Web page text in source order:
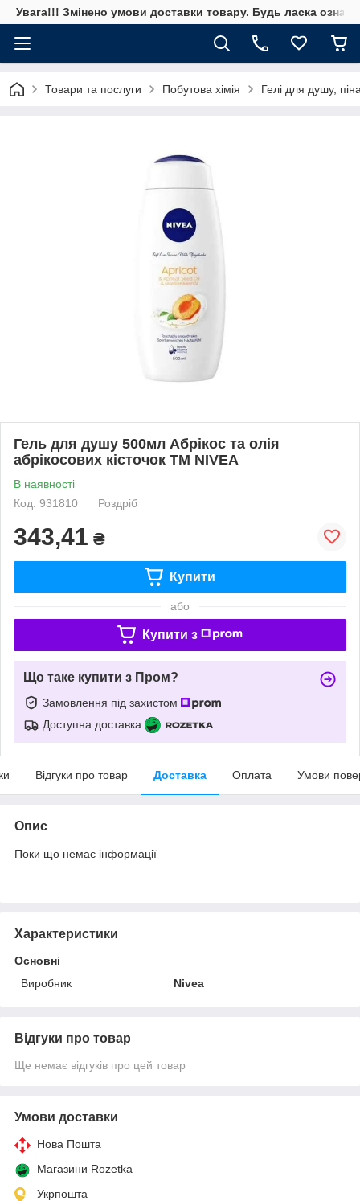
Увага!!! Змінено умови доставки товару. Будь ласка
Товари та послуги Побутова хімія Гелі для душу,
Гель для душу 500мл Абрікос та олія
абрікосових кісточок ТМ NIVEA
В наявності
Код: 931810
Роздріб
343,41 ₴
Купити
або
Купити з
Що таке купити з Пром?
Замовлення під захистом
Доступна доставка
Відгуки про товар Доставка Оплата Умови
Опис
Поки що немає інформації
Характеристики
Основні
Виробник
Nivea
Відгуки про товар
Ще немає відгуків про цей товар
Умови доставки
Нова Пошта
Магазини Rozetka
Укрпошта